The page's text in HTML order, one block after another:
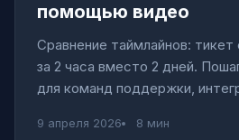
помощью видео
Сравнение таймлайнов:
за 2 часа вместо 2 дней.
для команд поддержки,
9 апреля 2026 8 мин